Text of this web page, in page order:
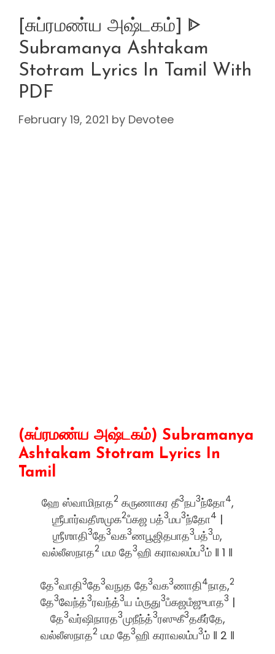
[சுப்ரமண்ய அஷ்டகம்] ᐈ
Subramanya Ashtakam
Stotram Lyrics In Tamil With
PDF
February 19, 2021 by Devotee
(சுப்ரமண்ய அஷ்டகம்) Subramanya
Ashtakam Stotram Lyrics In
Tamil
ஹே ஸ்வாமிநாத2 கருணாகர தீ3நப3ந்தோ4,
ஶ்ரீபார்வதீஶமுக2பஂகஜ பத்3மப3ந்தோ4 |
ஶ்ரீஶாதி3தே3வக3ணபூஜிதபாத3பத்3ம,
வல்லீஸநாத2 மம தே3ஹி கராவலம்ப3ம் ‖ 1 ‖
தே3வாதி3தே3வநுத தே3வக3ணாதி4நாத,2
தே3வேந்த்3ரவந்த்3ய ம்ருது3பஂகஜமஂஜுபாத3 |
தே3வர்ஷிநாரத3முநீந்த்3ரஸுகீ3தகீர்தே,
வல்லீஸநாத2 மம தே3ஹி கராவலம்ப3ம் ‖ 2 ‖